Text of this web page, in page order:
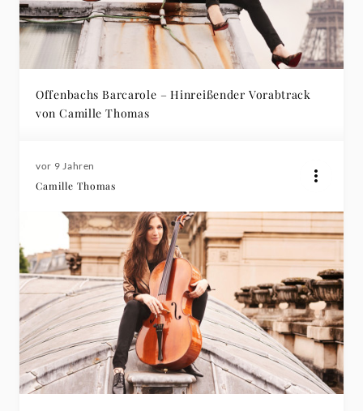
Offenbachs Barcarole – Hinreißender Vorabtrack
von Camille Thomas
vor 9 Jahren
Camille Thomas